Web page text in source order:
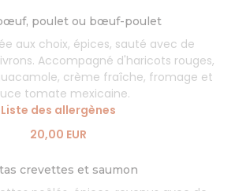
poulet ou bœuf-poulet
aux choix, épices, sauté avec de
Accompagné d'haricots rouges,
crème fraîche, fromage et
tomate mexicaine.
Liste des allergènes
20,00 EUR
crevettes et saumon